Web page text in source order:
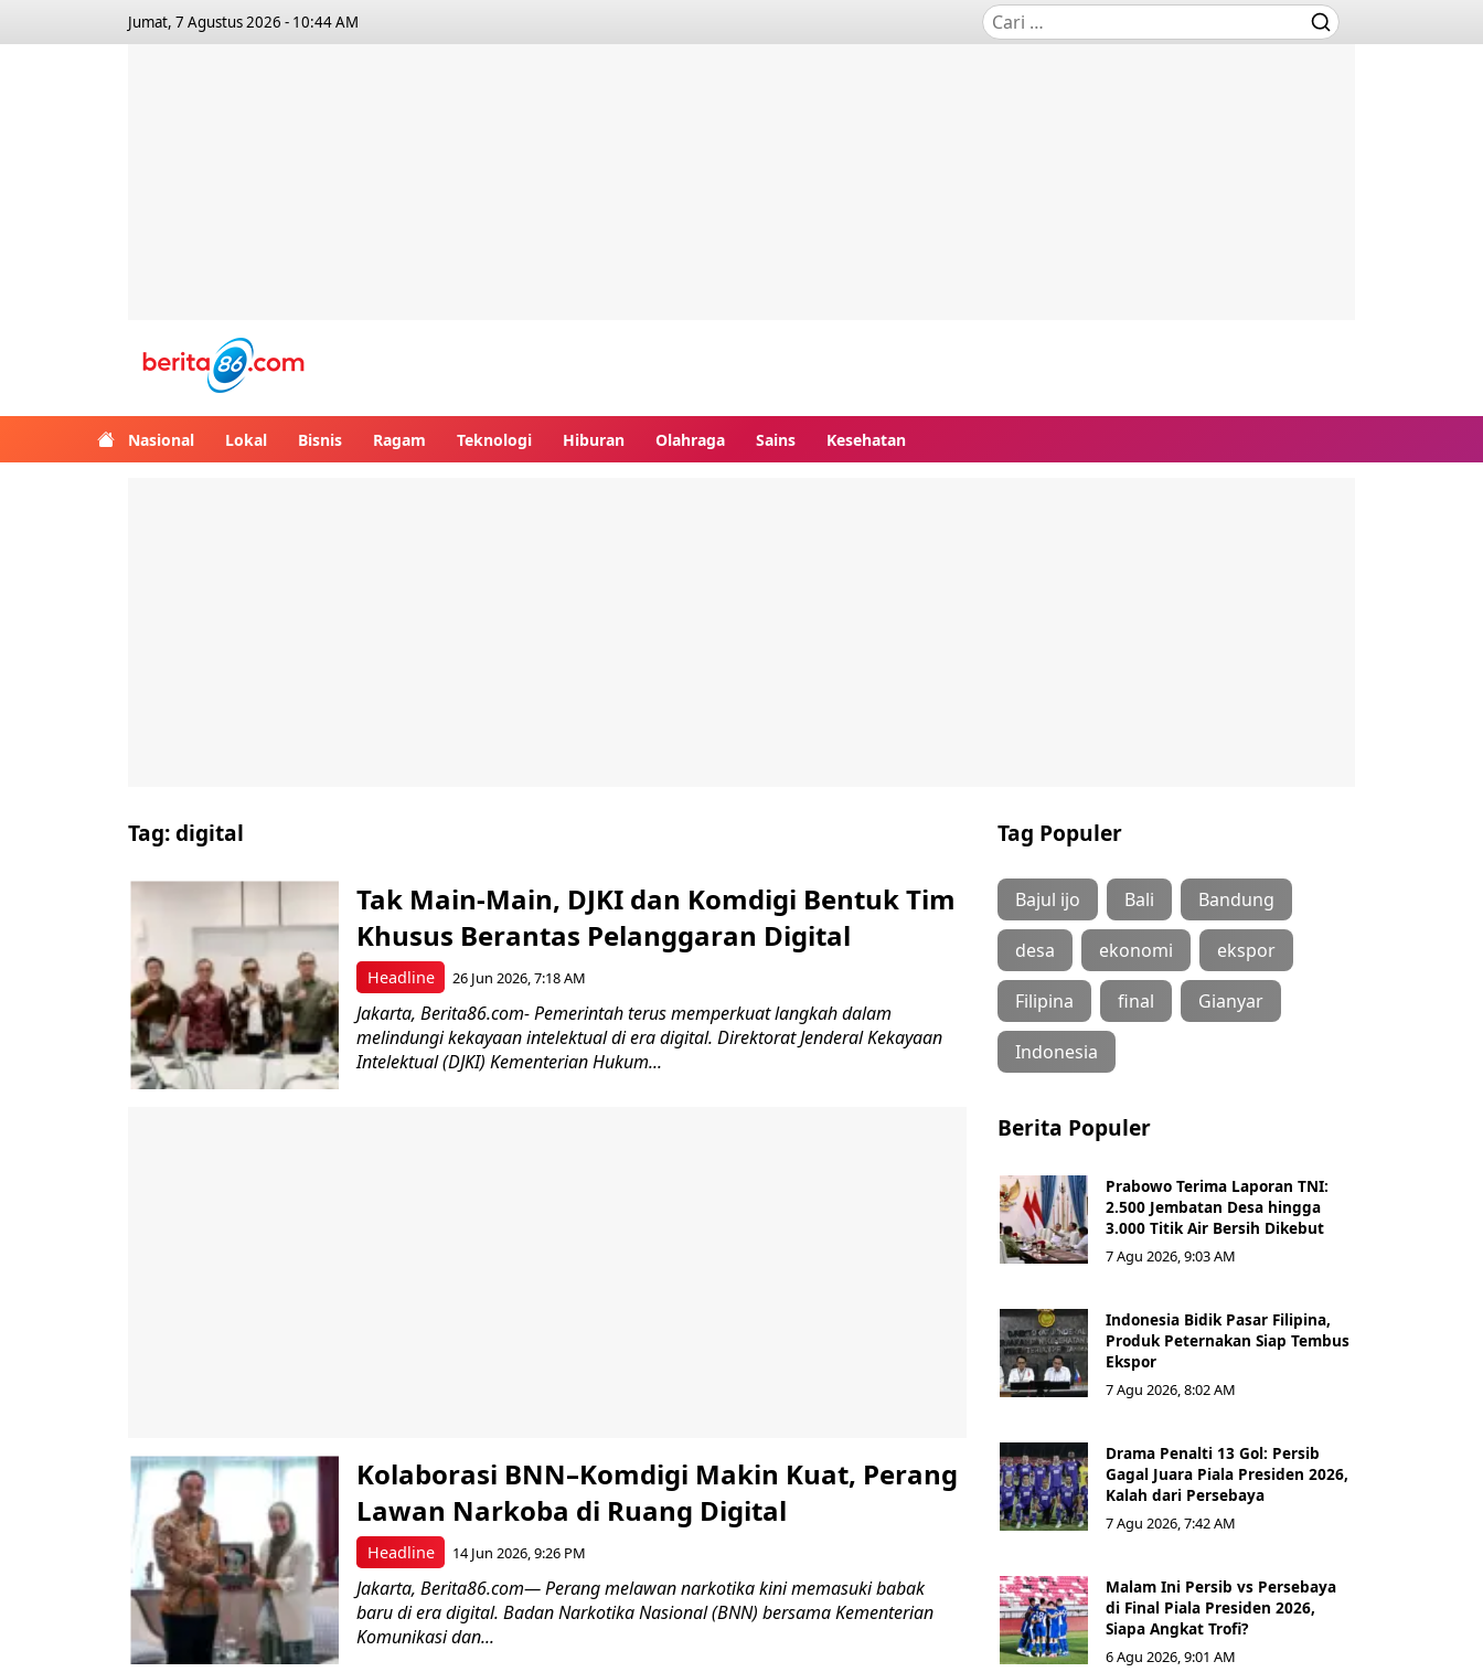
Jumat, 7 Agustus 2026 - 10:44 AM
Nasional Lokal Bisnis Ragam Teknologi Hiburan Olahraga Sains Kesehatan
Tag:digital
Headline
Tak Main-Main, DJKI dan Komdigi Bentuk Tim
Khusus Berantas Pelanggaran Digital
26 Jun 2026, 7:18 AM
Jakarta, Berita86.com- Pemerintah terus memperkuat langkah dalam
melindungi kekayaan intelektual di era digital. Direktorat Jenderal Kekayaan
Intelektual (DJKI) Kementerian Hukum...
Headline
Kolaborasi BNN–Komdigi Makin Kuat, Perang
Lawan Narkoba di Ruang Digital
14 Jun 2026, 9:26 PM
Jakarta, Berita86.com— Perang melawan narkotika kini memasuki babak
baru di era digital. Badan Narkotika Nasional (BNN) bersama Kementerian
Komunikasi dan...
Tag Populer
Bajul ijo Bali Bandung
desa ekonomi ekspor
Filipina final Gianyar
Indonesia
Berita Populer
Prabowo Terima Laporan TNI:
2.500 Jembatan Desa hingga
3.000 Titik Air Bersih Dikebut
7 Agu 2026, 9:03 AM
Indonesia Bidik Pasar Filipina,
Produk Peternakan Siap Tembus
Ekspor
7 Agu 2026, 8:02 AM
Drama Penalti 13 Gol: Persib
Gagal Juara Piala Presiden 2026,
Kalah dari Persebaya
7 Agu 2026, 7:42 AM
Malam Ini Persib vs Persebaya
di Final Piala Presiden 2026,
Siapa Angkat Trofi?
6 Agu 2026, 9:01 AM